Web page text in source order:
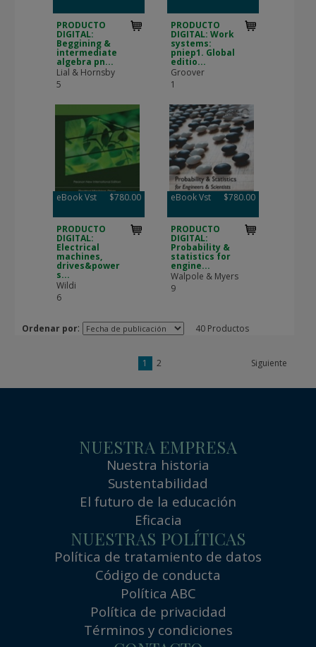
PRODUCTO
DIGITAL:
Beggining &
intermediate
algebra pn...
Lial & Hornsby
5
PRODUCTO
DIGITAL: Work
systems:
pniep1. Global
editio...
Groover
1
eBook Vst $780.00
PRODUCTO
DIGITAL:
Electrical
machines,
drives&power
s...
Wildi
6
eBook Vst $780.00
PRODUCTO
DIGITAL:
Probability &
statistics for
engine...
Walpole & Myers
9
Ordenar por: 40 Productos
1 2 Siguiente
NUESTRA EMPRESA
Nuestra historia
Sustentabilidad
El futuro de la educación
Eficacia
NUESTRAS POLÍTICAS
Política de tratamiento de datos
Código de conducta
Política ABC
Política de privacidad
Términos y condiciones